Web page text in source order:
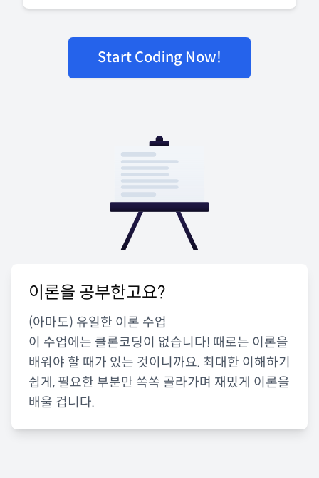
Start Coding Now!
이론을 공부한고요?
(아마도) 유일한 이론 수업
이 수업에는 클론코딩이 없습니다! 때로는 이론을
배워야 할 때가 있는 것이니까요. 최대한 이해하기
쉽게, 필요한 부분만 쏙쏙 골라가며 재밌게 이론을
배울 겁니다.